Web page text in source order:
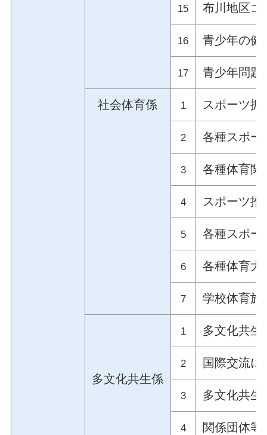
15 布川地区コ
16 青少年の健
17 青少年問題
社会体育係 1 スポーツ振
2 各種スポー
3 各種体育関
4 スポーツ推
5 各種スポー
6 各種体育大
7 学校体育施
多文化共生係
1 多文化共生
2 国際交流に
3 多文化共生
4 関係団体等